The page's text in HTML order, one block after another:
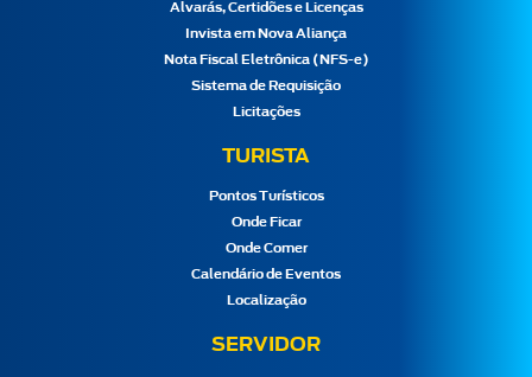
Alvarás, Certidões e Licenças
Invista em Nova Aliança
Nota Fiscal Eletrônica (NFS-e)
Sistema de Requisição
Licitações
TURISTA
Pontos Turísticos
Onde Ficar
Onde Comer
Calendário de Eventos
Localização
SERVIDOR